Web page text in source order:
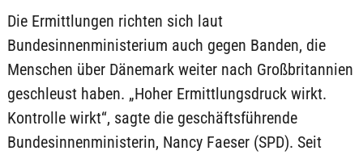
Die Ermittlungen richten sich laut
Bundesinnenministerium auch gegen Banden, die
Menschen über Dänemark weiter nach Großbritannien
geschleust haben. „Hoher Ermittlungsdruck wirkt.
Kontrolle wirkt“, sagte die geschäftsführende
Bundesinnenministerin, Nancy Faeser (SPD). Seit